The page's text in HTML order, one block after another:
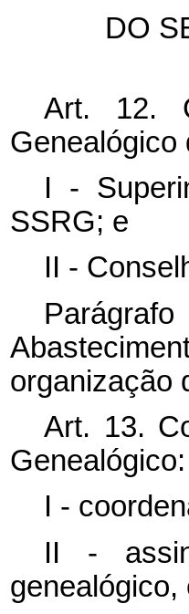
DO
Art. 12.
Genealógico
I -
SSRG; e
II -
organização
Art. 13.
Genealógico:
I -
II -
genealógico,